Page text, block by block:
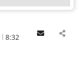
8:32 Email